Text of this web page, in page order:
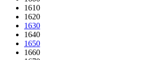
1610
1620
1630
1640
1650
1660